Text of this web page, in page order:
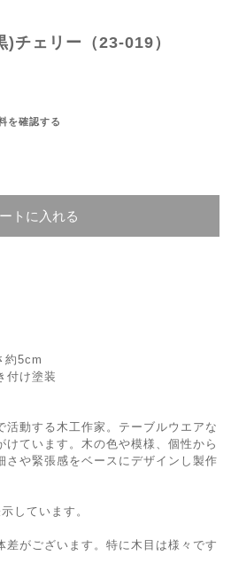
チェリー（23-019）
を確認する
トに入れる
約5cm
付け塗装
活動する木工作家。テーブルウエアな
けています。木の色や模様、個性から
さや緊張感をベースにデザインし製作
しています。
差がございます。特に木目は様々です